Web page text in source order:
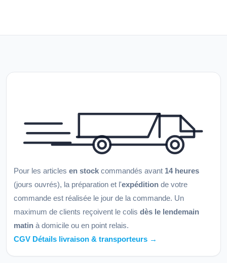
Pour les articles en stock commandés avant 14 heures
(jours ouvrés), la préparation et l'expédition de votre
commande est réalisée le jour de la commande. Un
maximum de clients reçoivent le colis dès le lendemain
matin à domicile ou en point relais.
CGV Détails livraison & transporteurs →